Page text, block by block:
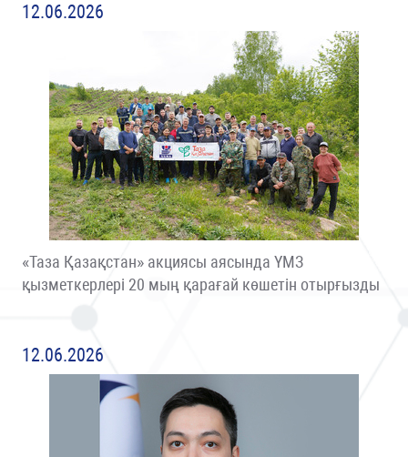
12.06.2026
«Таза Қазақстан» акциясы аясында ҮМЗ
қызметкерлері 20 мың қарағай көшетін отырғызды
12.06.2026